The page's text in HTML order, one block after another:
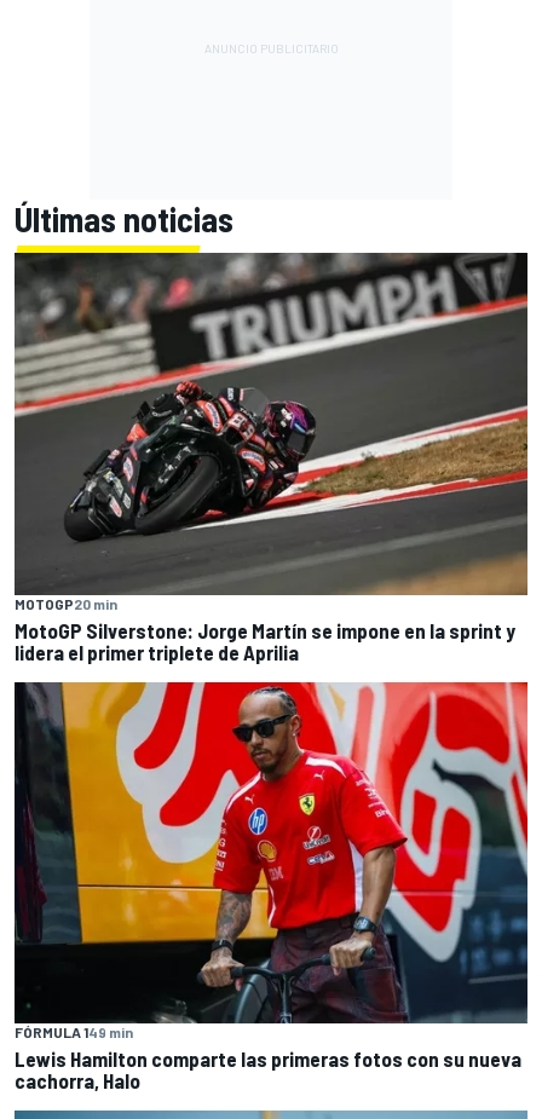
Últimas noticias
MOTOGP20 min
MotoGP Silverstone: Jorge Martín se impone en la sprint y
lidera el primer triplete de Aprilia
FÓRMULA 149 min
Lewis Hamilton comparte las primeras fotos con su nueva
cachorra, Halo